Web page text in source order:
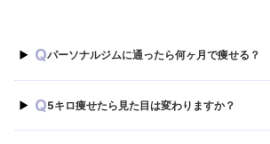
Qパーソナルジムに通ったら何ヶ月で痩せる？
Q5キロ痩せたら見た目は変わりますか？